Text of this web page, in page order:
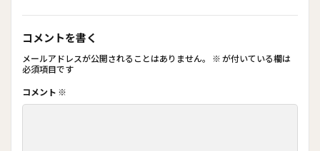
コメントを書く
メールアドレスが公開されることはありません。 ※ が付いている欄は
必須項目です
コメント ※